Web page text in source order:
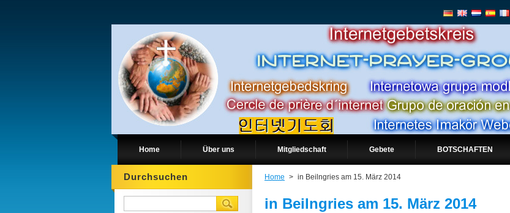
Home Über uns Mitgliedschaft Gebete BOTSCHAFTEN
Home > in Beilngries am 15. März 2014
in Beilngries am 15. März 2014
Durchsuchen